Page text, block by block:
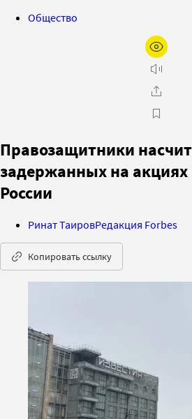
Общество
Правозащитники
задержанных на акциях
России
Ринат ТаировРедакция Forbes
Копировать ссылку